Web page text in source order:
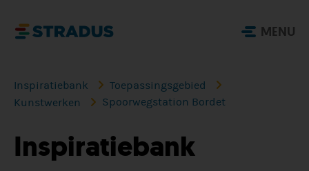
MENU
Inspiratiebank
Toepassingsgebied
Kunstwerken
Spoorwegstation Bordet
Inspiratiebank